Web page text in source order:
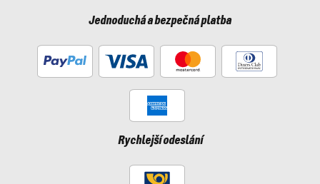
Jednoduchá a bezpečná platba
Rychlejší odeslání